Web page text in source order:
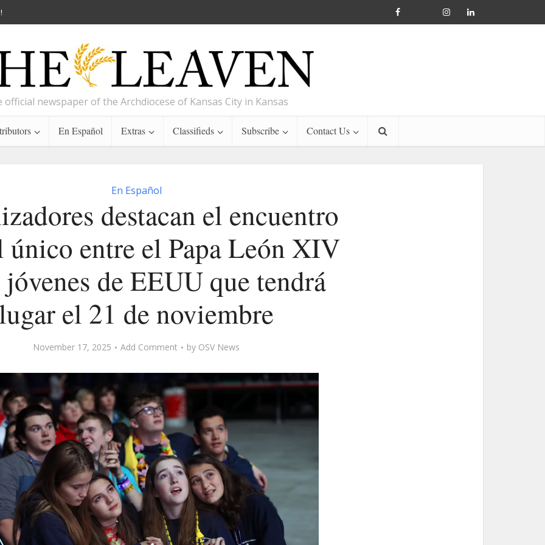
official newspaper of the Archdiocese of Kansas City in Kansas
En Español Extras Classifieds Subscribe Contact Us
En Español
destacan el encuentro
entre el Papa León XIV
de EEUU que tendrá
el 21 de noviembre
November 17, 2025 Add Comment by OSV News